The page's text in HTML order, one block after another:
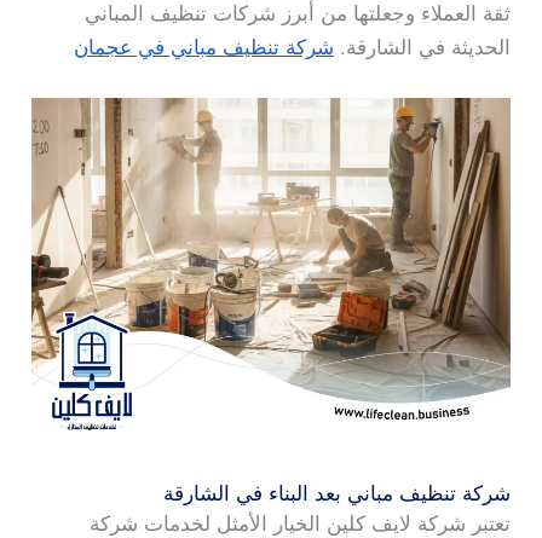
ثقة العملاء وجعلتها من أبرز شركات تنظيف المباني
الحديثة في الشارقة. شركة تنظيف مباني في عجمان
شركة تنظيف مباني بعد البناء في الشارقة
تعتبر شركة لايف كلين الخيار الأمثل لخدمات شركة